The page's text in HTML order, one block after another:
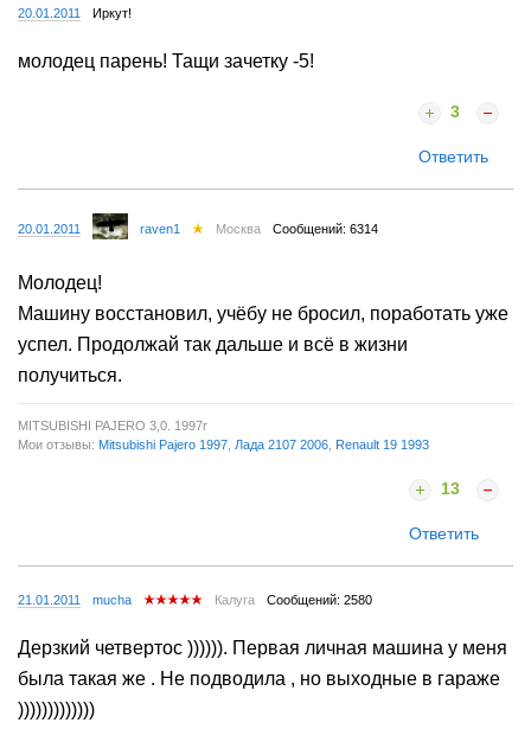
20.01.2011 Иркут!
молодец парень! Тащи зачетку -5!
3
Ответить
20.01.2011 raven1 Москва Сообщений: 6314
Молодец!
Машину восстановил, учёбу не бросил, поработать уже
успел. Продолжай так дальше и всё в жизни
получиться.
MITSUBISHI PAJERO 3,0. 1997г
Мои отзывы: Mitsubishi Pajero 1997 Лада 2107 2006 Renault 19 1993
13
Ответить
21.01.2011 mucha Калуга Сообщений: 2580
Дерзкий четвертос )))))). Первая личная машина у меня
была такая же . Не подводила , но выходные в гараже
)))))))))))))